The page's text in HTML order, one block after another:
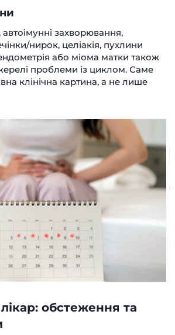
захворювання,
нирок, целіакія, пухлини
або міома матки також
проблеми із циклом. Саме
клінічна картина, а не лише
обстеження та